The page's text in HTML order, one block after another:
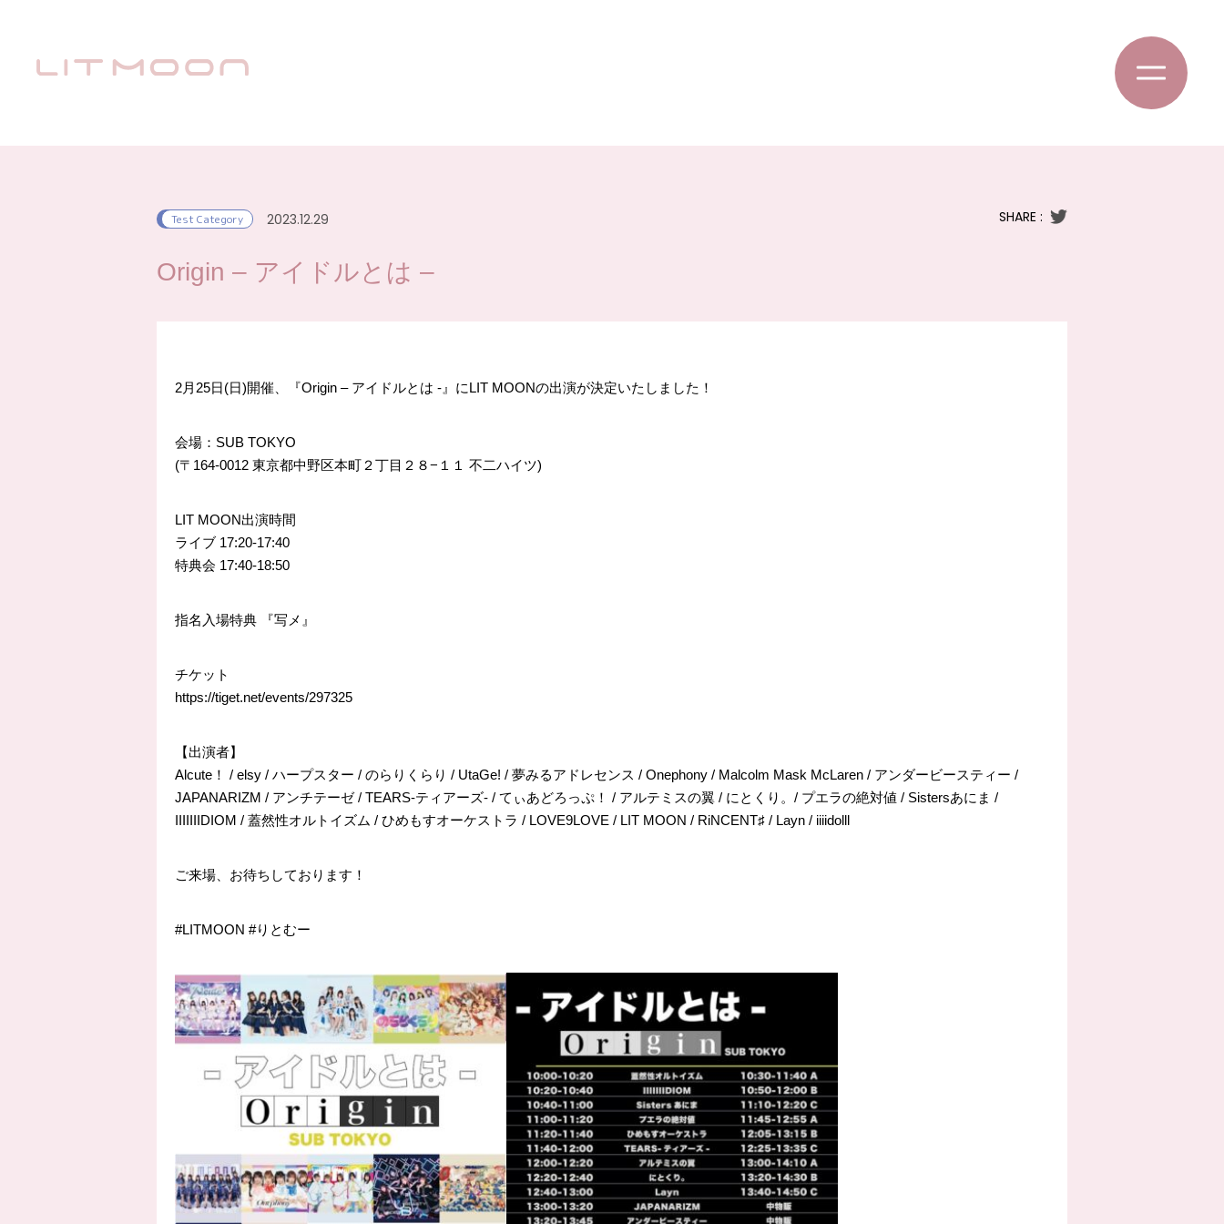
Test Category 2023.12.29 SHARE :
Origin – アイドルとは –
2月25日(日)開催、『Origin – アイドルとは -』にLIT MOONの出演が決定いたしました！
会場：SUB TOKYO
(〒164-0012 東京都中野区本町２丁目２８−１１ 不二ハイツ)
LIT MOON出演時間
ライブ 17:20-17:40
特典会 17:40-18:50
指名入場特典 『写メ』
チケット
https://tiget.net/events/297325
【出演者】
Alcute！ / elsy / ハープスター / のらりくらり / UtaGe! / 夢みるアドレセンス / Onephony / Malcolm Mask McLaren / アンダービースティー /
JAPANARIZM / アンチテーゼ / TEARS-ティアーズ- / てぃあどろっぷ！ / アルテミスの翼 / にとくり。/ プエラの絶対値 / Sistersあにま /
IIIIIIIDIOM / 蓋然性オルトイズム / ひめもすオーケストラ / LOVE9LOVE / LIT MOON / RiNCENT♯ / Layn / iiiidolll
ご来場、お待ちしております！
#LITMOON #りとむー